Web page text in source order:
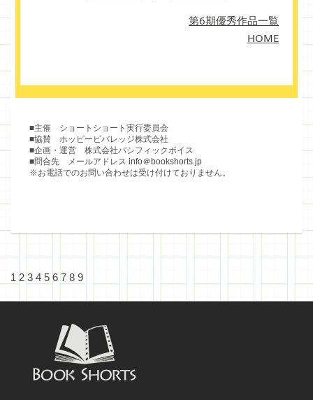
第6期優秀作品一覧
HOME
■主催 ショートショート実行委員会
■協賛 ホッピービバレッジ株式会社
■企画・運営 株式会社パシフィックボイス
■問合先 メールアドレス info＠bookshorts.jp
※お電話でのお問い合わせは受け付けておりません。
1 2 3 4 5 6 7 8 9